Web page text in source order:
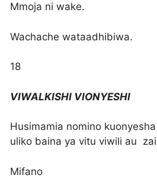
Mmoja ni wake.
Wachache wataadhibiwa.
18
VIWALKISHI VIONYESHI
Husimamia nomino
uliko baina ya vitu viwili au
Mifano